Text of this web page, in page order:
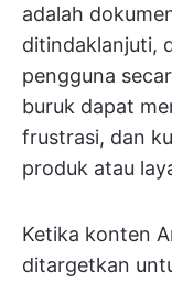
adalah
ditindaklanjuti,
pengguna
buruk dapat
frustrasi, dan
produk atau
Ketika konten
ditargetkan